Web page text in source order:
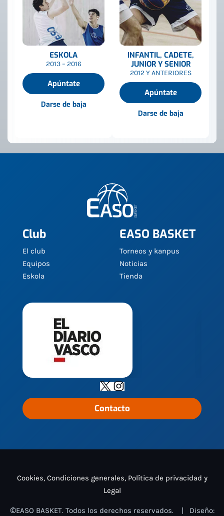
ESKOLA
2013 – 2016
Apúntate
Darse de baja
INFANTIL, CADETE,
JUNIOR Y SENIOR
2012 Y ANTERIORES
Apúntate
Darse de baja
Club
El club
Equipos
Eskola
EASO BASKET
Torneos y kanpus
Noticias
Tienda
Contacto
Cookies, Condiciones generales, Política de privacidad y
Legal
©EASO BASKET. Todos los derechos reservados. | Diseño: